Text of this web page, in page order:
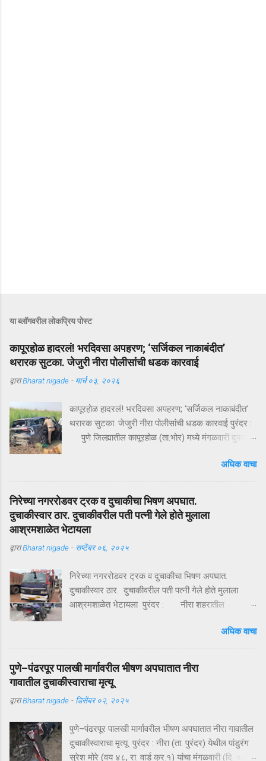
या ब्लॉगवरील लोकप्रिय पोस्ट
कापूरहोळ हादरलं! भरदिवसा अपहरण; ‘सर्जिकल नाकाबंदीत’
थरारक सुटका. जेजुरी नीरा पोलीसांंची धडक कारवाई
द्वाराBharat nigade - मार्च ०३, २०२६
कापूरहोळ हादरलं! भरदिवसा अपहरण; ‘सर्जिकल नाकाबंदीत’
थरारक सुटका. जेजुरी नीरा पोलीसांंची धडक कारवाई पुरंदर :
पुणे जिल्ह्यातील कापूरहोळ (ता.भोर) मध्ये मंगळवारी दुपारी
अक्षरशः हादरवून सोडलं. एका नामांकित व्यापाऱ्याच्या १८ वर्षीय
मुलाला भरदिवसा काळ्या XUVमधून जबरदस्तीने उचलून
नेण्यात आलं आणि काही क्षणांत गावात भीतीचं सावट दाटून
आलं. पण काही तासांतच पोलिसांनी उभारलेल्या ‘सर्जिकल
नाकाबंदी’मुळे चित्र पालटलं—आणि युवकाची सुखरूप सुटका
झाली. क्षणात घडलेलं अपहरण, गावात खळबळ दुपारचा
नेहमीसारखा गजबजलेला वेळ. कापूरहोळच्या मुख्य रस्त्यावर
युवकाला जबरदस्तीने गाडीत बसवून वाहन भरधाव वेगाने निघून
जातं. हा प्रकार इतक्या झपाट्याने घडला की परिसरातील लोक
स्तब्ध झाले. घटनेची माहिती मिळताच कुटुंबीयांनी पोलिसांशी
आणि गावागावातून सतर्कतेचे सायरन वाजू लागले. ‘ऑपरेशन
नाकाबंदी’ — रस्ते सीलबंद म...
अधिक वाचा
निरेच्या नगररोडवर ट्रक व दुचाकीचा भिषण अपघात.
दुचाकीस्वार ठार. दुचाकीवरील पती पत्नी गेले होते मुलाला
आश्रमशाळेत भेटायला
द्वाराBharat nigade - सप्टेंबर ०६, २०२५
निरेच्या नगररोडवर ट्रक व दुचाकीचा भिषण अपघात.
दुचाकीस्वार ठार. दुचाकीवरील पती पत्नी गेले होते मुलाला
आश्रमशाळेत भेटायला पुरंदर : नीरा शहरातील
ट्रकला डाव्या बाजूने ओव्हरटेक करण्याच्या प्रयत्नात
दुचाकीस्वार ट्रकच्या चाकाखाली आला. दुचाकीस्वार गंभीर
जखमी झाल्याने उपचारासाठी आधी निरेतील खाजगी
दवाखान्यात व नंतर पुढिल उपचारासाठी लोणंदकडे रवाना केले,
मात्र उपचारापूर्वीच ते मृत पावले होते. अपघातात दुचाकीस्वार
विजय कुवरलाल साखरे, रा. बोपर्डी जिल्हा नागपूर हल्ली
(दि.६) सायंकाळी ४.४५ वाजता अहिल्यानगर सातारा
महामार्गावर मोरगाव किंवा बारामती दिशेने येणाऱ्या ट्रक क्रमांक
अधिक वाचा
पुणे–पंढरपूर पालखी मार्गावरील भीषण अपघातात नीरा
गावातील दुचाकीस्वाराचा मृत्यू
द्वाराBharat nigade - डिसेंबर ०२, २०२५
पुणे–पंढरपूर पालखी मार्गावरील भीषण अपघातात नीरा गावातील
दुचाकीस्वाराचा मृत्यू पुरंदर : नीरा (ता. पुरंदर) येथील पांडुरंग
सुरेश मोरे (वय ४८, रा. वार्ड क्र.१) यांचा मंगळवारी (दि. ०२)